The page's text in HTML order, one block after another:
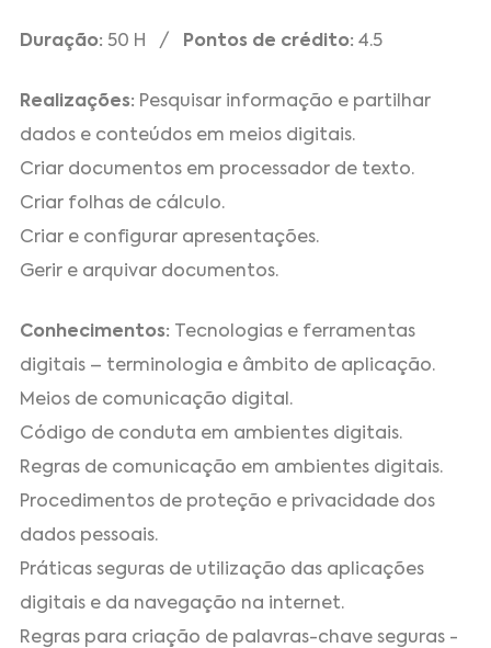
Duração: 50 H / Pontos de crédito:4.5
Realizações: Pesquisar informação e partilhar
dados e conteúdos em meios digitais.
Criar documentos em processador de texto.
Criar folhas de cálculo.
Criar e configurar apresentações.
Gerir e arquivar documentos.
Conhecimentos:
Tecnologias e ferramentas
digitais – terminologia e âmbito de aplicação.
Meios de comunicação digital.
Código de conduta em ambientes digitais.
Regras de comunicação em ambientes digitais.
Procedimentos de proteção e privacidade dos
dados pessoais.
Práticas seguras de utilização das aplicações
digitais e da navegação na internet.
Regras para criação de palavras-chave seguras -